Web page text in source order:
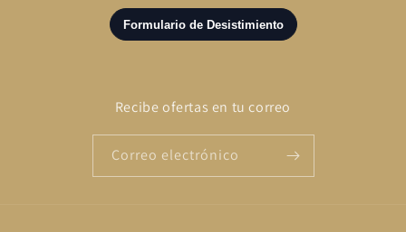
Recibe ofertas en tu correo
Correo electrónico